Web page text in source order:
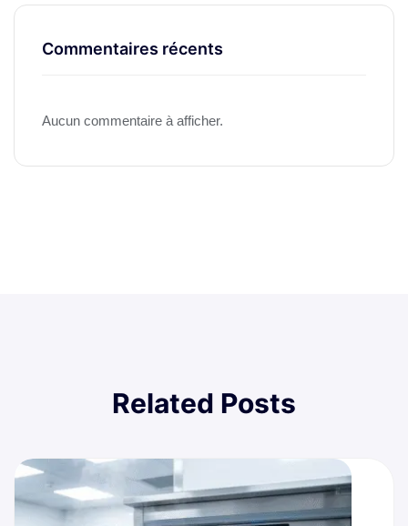
Commentaires récents
Aucun commentaire à afficher.
Related Posts